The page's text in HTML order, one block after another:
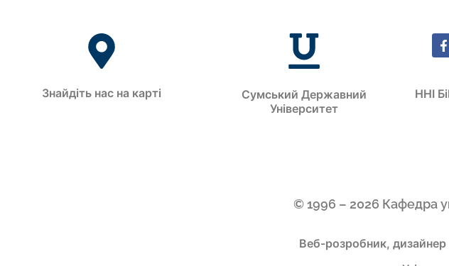
Знайдіть нас на карті
Сумський Державний
Університет
ННІ
© 1996 – 2026 Кафедра
Веб-розробник, дизайнер